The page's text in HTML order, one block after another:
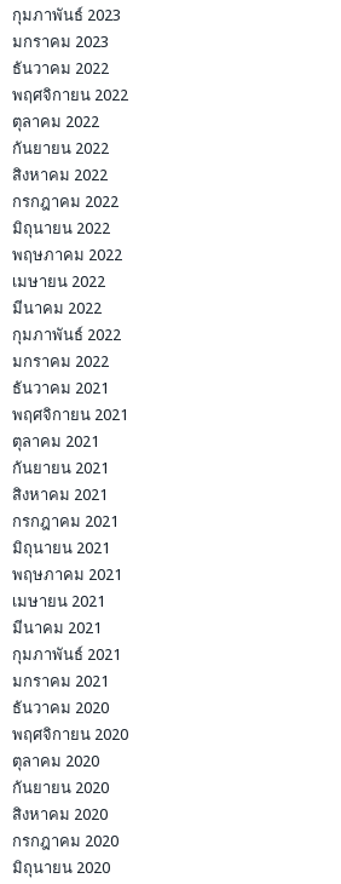
กุมภาพันธ์ 2023
มกราคม 2023
ธันวาคม 2022
พฤศจิกายน 2022
ตุลาคม 2022
กันยายน 2022
สิงหาคม 2022
กรกฎาคม 2022
มิถุนายน 2022
พฤษภาคม 2022
เมษายน 2022
มีนาคม 2022
กุมภาพันธ์ 2022
มกราคม 2022
ธันวาคม 2021
พฤศจิกายน 2021
ตุลาคม 2021
กันยายน 2021
สิงหาคม 2021
กรกฎาคม 2021
มิถุนายน 2021
พฤษภาคม 2021
เมษายน 2021
มีนาคม 2021
กุมภาพันธ์ 2021
มกราคม 2021
ธันวาคม 2020
พฤศจิกายน 2020
ตุลาคม 2020
กันยายน 2020
สิงหาคม 2020
กรกฎาคม 2020
มิถุนายน 2020